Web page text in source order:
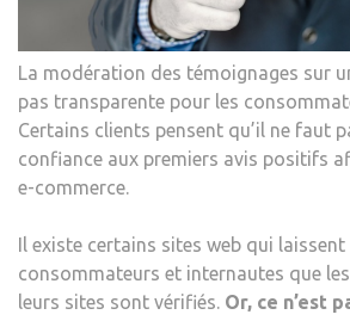
La modération des témoignages sur
pas transparente pour les
Certains clients pensent qu’il ne faut
confiance aux premiers avis positifs
e-commerce.
Il existe certains sites web qui
consommateurs et internautes que
leurs sites sont vérifiés. Or, ce n’est